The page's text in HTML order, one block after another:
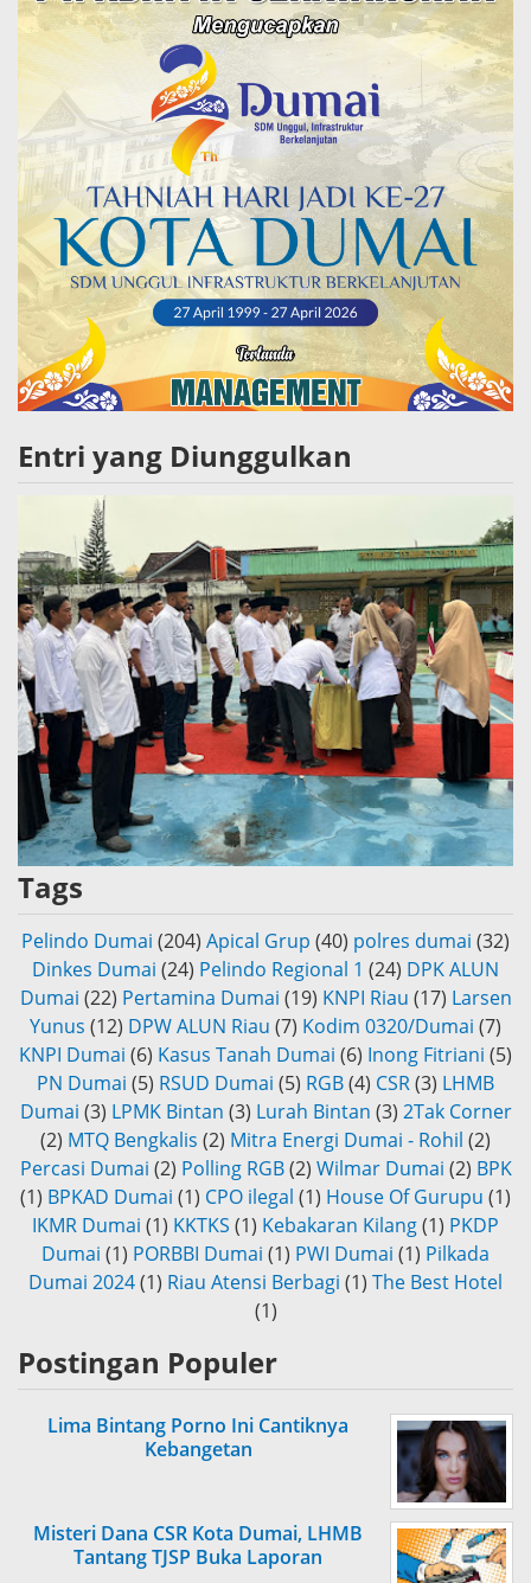
Entri yang Diunggulkan
Tags
Pelindo Dumai (204) Apical Grup (40) polres dumai (32)
Dinkes Dumai (24) Pelindo Regional 1 (24) DPK ALUN
Dumai (22) Pertamina Dumai (19) KNPI Riau (17) Larsen
Yunus (12) DPW ALUN Riau (7) Kodim 0320/Dumai (7)
KNPI Dumai (6) Kasus Tanah Dumai (6) Inong Fitriani (5)
PN Dumai (5) RSUD Dumai (5) RGB(4) CSR(3) LHMB
Dumai (3) LPMK Bintan (3) Lurah Bintan (3) 2Tak Corner
(2) MTQ Bengkalis (2) Mitra Energi Dumai - Rohil (2)
Percasi Dumai (2) Polling RGB (2) Wilmar Dumai (2) BPK
(1) BPKAD Dumai (1) CPO ilegal (1) House Of Gurupu (1)
IKMR Dumai (1) KKTKS (1) Kebakaran Kilang(1) PKDP
Dumai (1) PORBBI Dumai (1) PWI Dumai (1) Pilkada
Dumai 2024(1) Riau Atensi Berbagi (1) The Best Hotel
(1)
Postingan Populer
Lima Bintang Porno Ini Cantiknya
Kebangetan
Misteri Dana CSR Kota Dumai, LHMB
Tantang TJSP Buka Laporan